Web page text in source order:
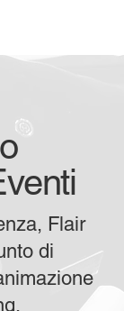
Flair
di